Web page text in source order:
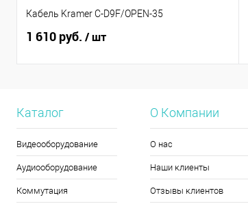
Кабель Kramer C-D9F/OPEN-35
1 610 руб. / шт
Каталог
Видеооборудование
Аудиооборудование
Коммутация
О Компании
О нас
Наши клиенты
Отзывы клиентов